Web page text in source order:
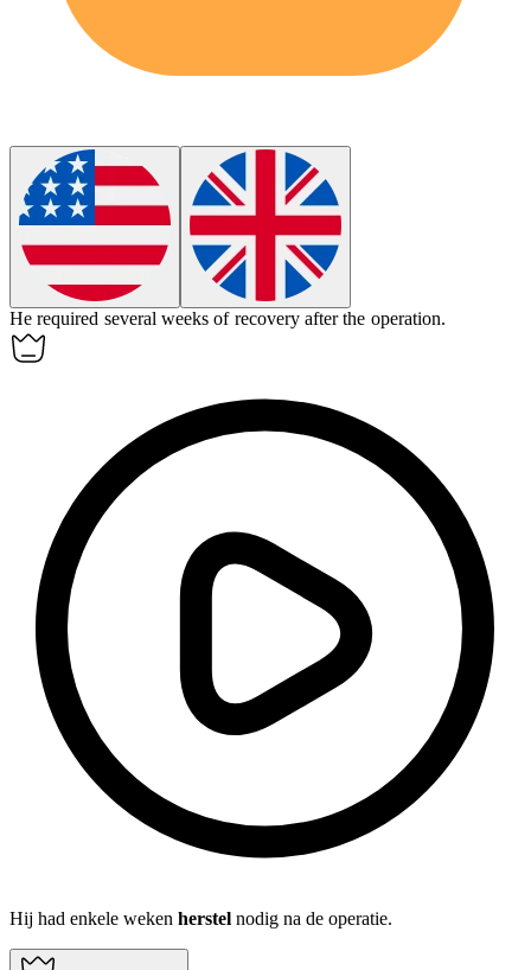
He required several weeks of recovery after the operation.
Hij had enkele weken herstel nodig na de operatie.